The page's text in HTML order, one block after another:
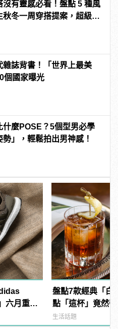
沒有靈感必看！盤點 5 種風
秋冬一周穿搭提案，超級型
雜誌背書！「世界上最美
個國家曝光
什麼POSE？5個型男必學
勢」，輕鬆拍出男神感！
六月重磅
盤點7款經典「白
點「這杯」竟然
生活話題